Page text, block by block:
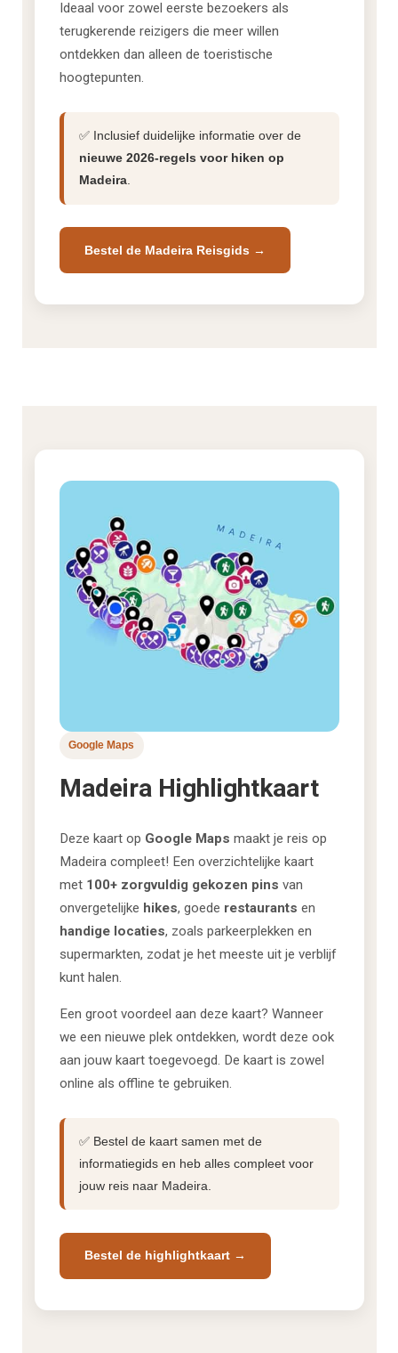
Ideaal voor zowel eerste bezoekers als
terugkerende reizigers die meer willen
ontdekken dan alleen de toeristische
hoogtepunten.
✅ Inclusief duidelijke informatie over de
nieuwe 2026-regels voor hiken op
Madeira.
Bestel de Madeira Reisgids →
Google Maps
Madeira Highlightkaart
Deze kaart op Google Maps maakt je reis op
Madeira compleet! Een overzichtelijke kaart
met 100+ zorgvuldig gekozen pins van
onvergetelijke hikes, goede restaurants en
handige locaties, zoals parkeerplekken en
supermarkten, zodat je het meeste uit je verblijf
kunt halen.
Een groot voordeel aan deze kaart? Wanneer
we een nieuwe plek ontdekken, wordt deze ook
aan jouw kaart toegevoegd. De kaart is zowel
online als offline te gebruiken.
✅ Bestel de kaart samen met de
informatiegids en heb alles compleet voor
jouw reis naar Madeira.
Bestel de highlightkaart →